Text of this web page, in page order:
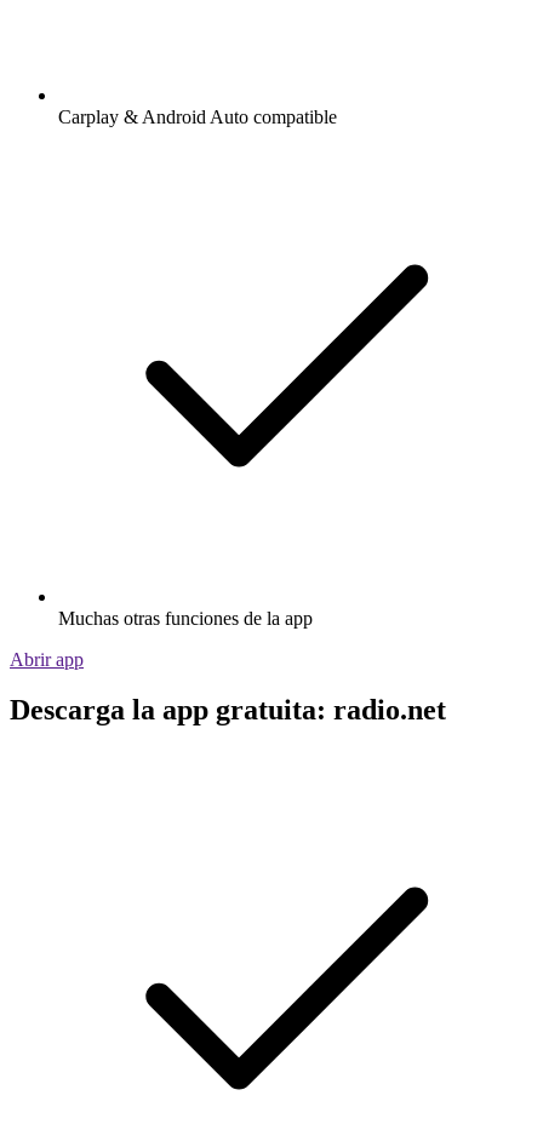
Carplay & Android Auto compatible
Muchas otras funciones de la app
Abrir app
Descarga la app gratuita: radio.net